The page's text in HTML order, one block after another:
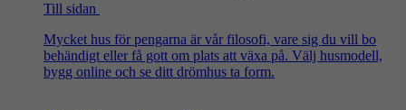
Till sidan
Mycket hus för pengarna är vår filosofi, vare sig du vill bo
behändigt eller få gott om plats att växa på. Välj husmodell,
bygg online och se ditt drömhus ta form.